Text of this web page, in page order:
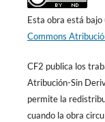
Esta obra está
Commons
CF2 publica los
Atribución-Sin
permite la
cuando la obra